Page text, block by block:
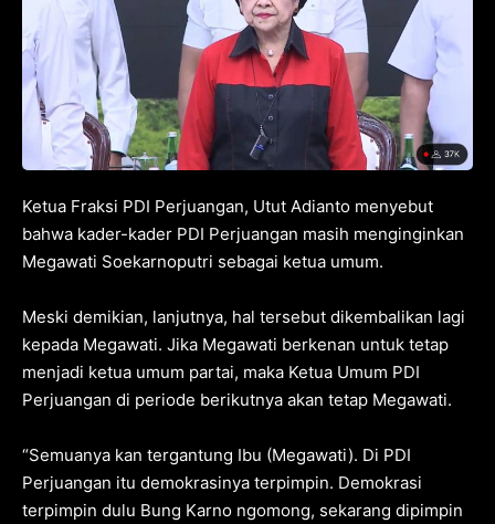
Ketua Fraksi PDI Perjuangan, Utut Adianto menyebut
bahwa kader-kader PDI Perjuangan masih menginginkan
Megawati Soekarnoputri sebagai ketua umum.
Meski demikian, lanjutnya, hal tersebut dikembalikan lagi
kepada Megawati. Jika Megawati berkenan untuk tetap
menjadi ketua umum partai, maka Ketua Umum PDI
Perjuangan di periode berikutnya akan tetap Megawati.
“Semuanya kan tergantung Ibu (Megawati). Di PDI
Perjuangan itu demokrasinya terpimpin. Demokrasi
terpimpin dulu Bung Karno ngomong, sekarang dipimpin